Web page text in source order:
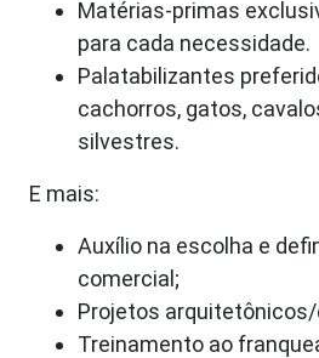
Matérias-primas
para cada necessidade.
Palatabilizantes
cachorros, gatos,
silvestres.
E mais:
Auxílio na escolha e
comercial;
Projetos
Treinamento ao